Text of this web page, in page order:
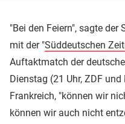
"Bei den Feiern", sagte
mit der "Süddeutschen
Auftaktmatch der
Dienstag (21 Uhr, ZDF
Frankreich, "können wir
können wir auch nicht